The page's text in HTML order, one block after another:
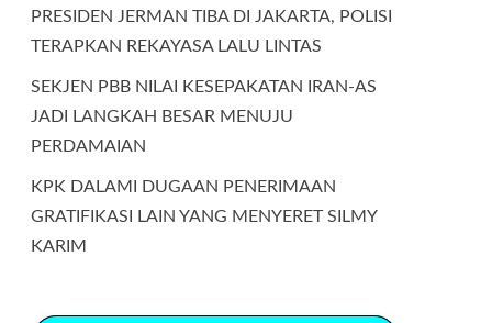
PRESIDEN JERMAN TIBA DI JAKARTA, POLISI
TERAPKAN REKAYASA LALU LINTAS
SEKJEN PBB NILAI KESEPAKATAN IRAN-AS
JADI LANGKAH BESAR MENUJU
PERDAMAIAN
KPK DALAMI DUGAAN PENERIMAAN
GRATIFIKASI LAIN YANG MENYERET SILMY
KARIM